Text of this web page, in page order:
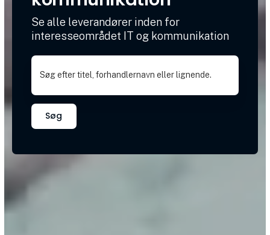
Se alle leverandører inden for
interesseområdet IT og kommunikation
Søg efter titel, forhandlernavn eller lignende.
Søg